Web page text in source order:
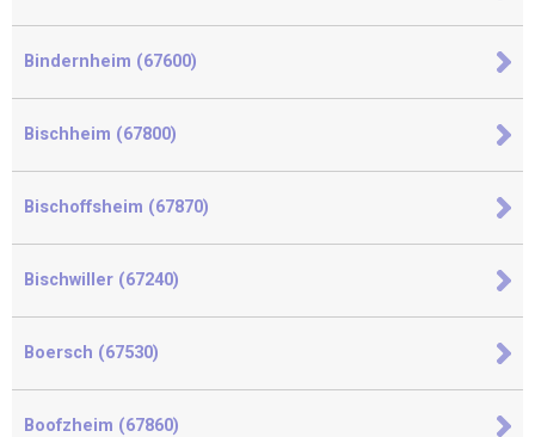
Bindernheim (67600)
Bischheim (67800)
Bischoffsheim (67870)
Bischwiller (67240)
Boersch (67530)
Boofzheim (67860)